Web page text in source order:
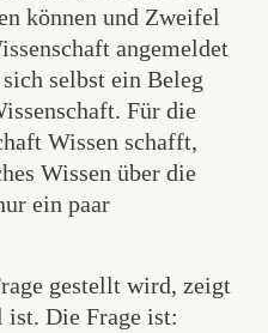
können und Zweifel
angemeldet
selbst ein Beleg
Für die
Wissen schafft,
Wissen über die
ein paar
gestellt wird, zeigt
ist. Die Frage ist: